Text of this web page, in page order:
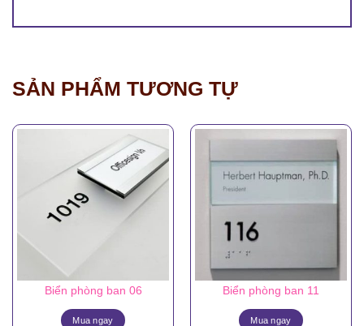
SẢN PHẨM TƯƠNG TỰ
Biển phòng ban 06
Mua ngay
Biển phòng ban 11
Mua ngay